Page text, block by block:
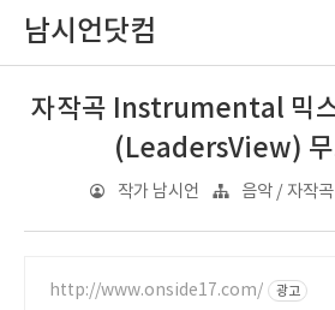
남시언닷컴
자작곡 Instrumental 믹
(LeadersView) 무
작가 남시언 음악 / 자작곡
http://www.onside17.com/ 광고